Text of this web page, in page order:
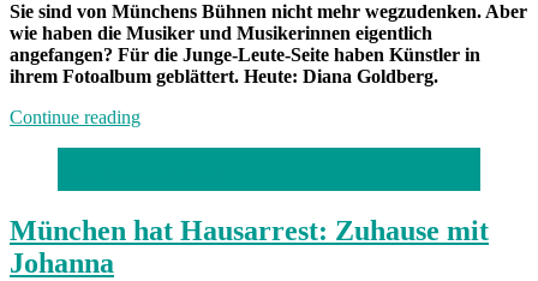
Sie sind von Münchens Bühnen nicht mehr wegzudenken. Aber
wie haben die Musiker und Musikerinnen eigentlich
angefangen? Für die Junge-Leute-Seite haben Künstler in
ihrem Fotoalbum geblättert. Heute: Diana Goldberg.
Continue reading„Fotoalbum:
München hat Hausarrest: Zuhause mit
Johanna